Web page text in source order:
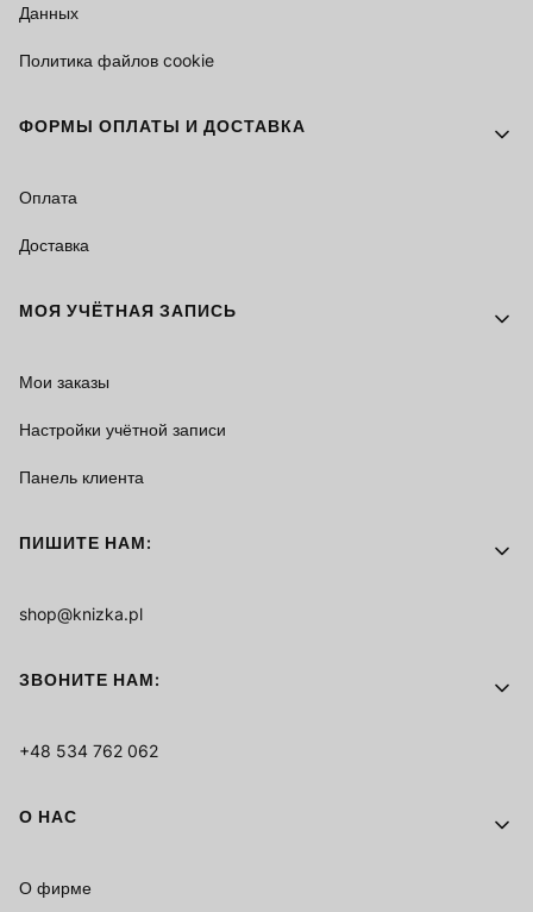
Данных
Политика файлов cookie
ФОРМЫ ОПЛАТЫ И ДОСТАВКА
Оплата
Доставка
МОЯ УЧЁТНАЯ ЗАПИСЬ
Мои заказы
Настройки учётной записи
Панель клиента
ПИШИТЕ НАМ:
shop@knizka.pl
ЗВОНИТЕ НАМ:
+48 534 762 062
О НАС
О фирме